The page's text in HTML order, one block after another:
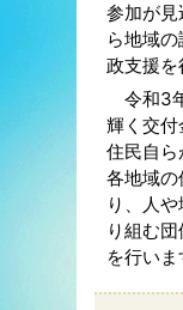
参加が見
ら地域
政支援を
令和3
輝く交
住民自
各地域の
り、人
り組む
を行いま